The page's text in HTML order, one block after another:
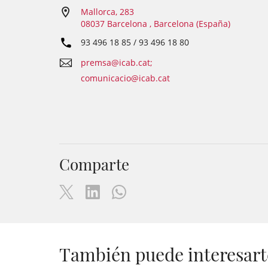
Mallorca, 283
08037 Barcelona , Barcelona (España)
93 496 18 85 / 93 496 18 80
premsa@icab.cat;
comunicacio@icab.cat
Comparte
También puede